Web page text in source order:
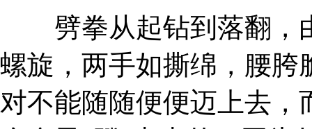
劈拳从起钻到落翻，
螺旋，两手如撕绵，腰胯
对不能随随便便迈上去